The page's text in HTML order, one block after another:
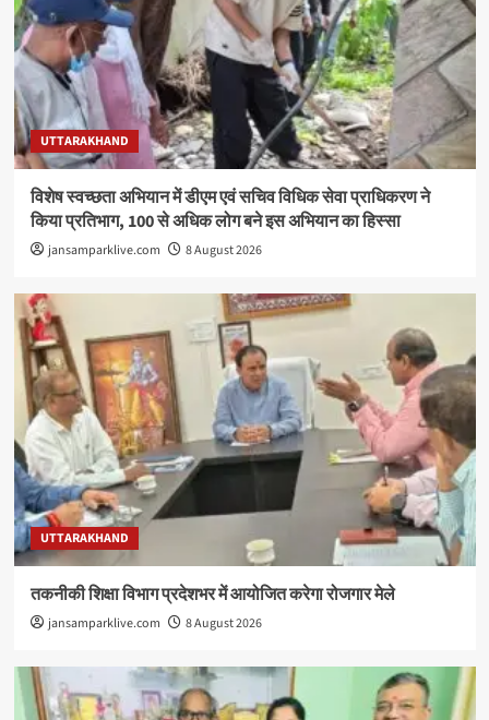
UTTARAKHAND
विशेष स्वच्छता अभियान में डीएम एवं सचिव विधिक सेवा प्राधिकरण ने
किया प्रतिभाग, 100 से अधिक लोग बने इस अभियान का हिस्सा
jansamparklive.com 8 August 2026
UTTARAKHAND
तकनीकी शिक्षा विभाग प्रदेशभर में आयोजित करेगा रोजगार मेले
jansamparklive.com 8 August 2026